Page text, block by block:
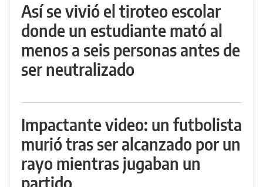
Así se vivió el tiroteo escolar
donde un estudiante mató al
menos a seis personas antes de
ser neutralizado
Impactante video: un futbolista
murió tras ser alcanzado por un
rayo mientras jugaban un
partido